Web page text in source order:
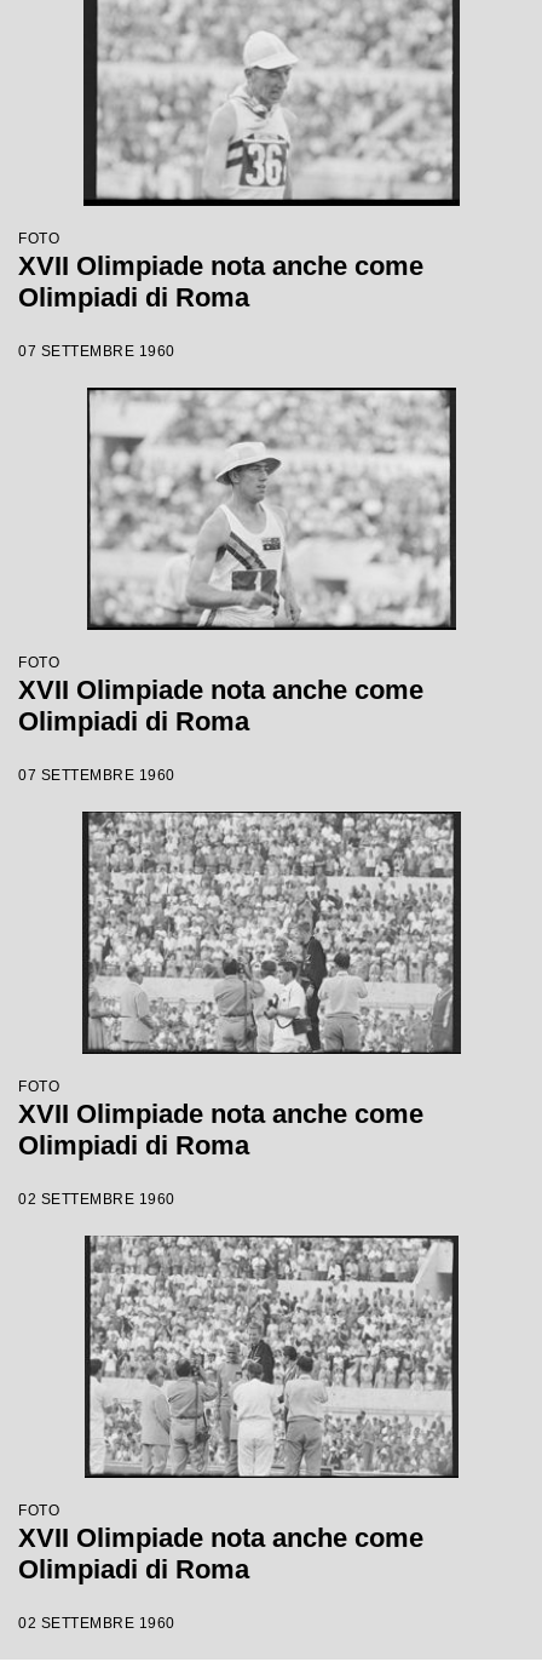
FOTO
XVII Olimpiade nota anche come
Olimpiadi di Roma
07 SETTEMBRE 1960
FOTO
XVII Olimpiade nota anche come
Olimpiadi di Roma
07 SETTEMBRE 1960
FOTO
XVII Olimpiade nota anche come
Olimpiadi di Roma
02 SETTEMBRE 1960
FOTO
XVII Olimpiade nota anche come
Olimpiadi di Roma
02 SETTEMBRE 1960